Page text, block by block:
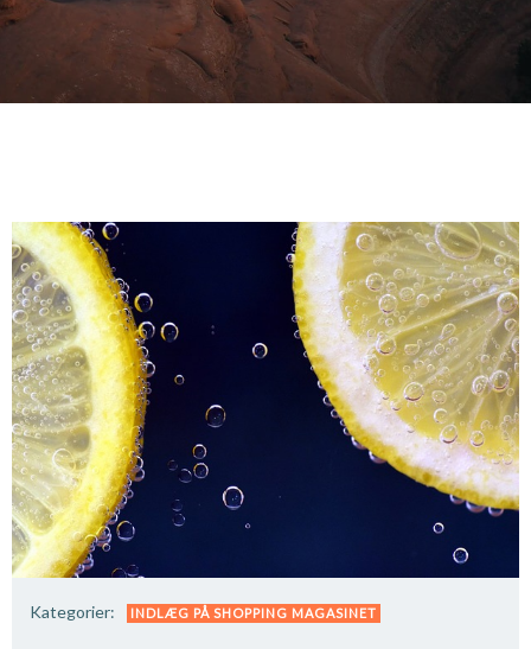
Kategorier: INDLÆG PÅ SHOPPING MAGASINET